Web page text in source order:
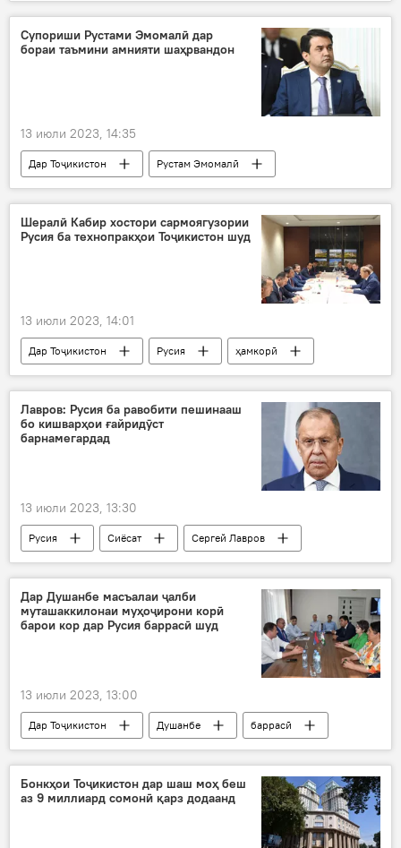
Шветсия Дин ва оин
Супориши Рустами Эмомалӣ дар
бораи таъмини амнияти шаҳрвандон
13 июли 2023, 14:35
Дар Тоҷикистон
Рустам Эмомалӣ
шаҳрвандон
Душанбе
Амният ва мудофиа
Шералӣ Кабир хостори сармоягузории
Русия ба технопракҳои Тоҷикистон шуд
13 июли 2023, 14:01
Дар Тоҷикистон Русия
ҳамкорӣ
сармоягузорӣ
Саноат
Шералӣ Кабир
Лавров: Русия ба равобити пешинааш
бо кишварҳои ғайридӯст
барнамегардад
13 июли 2023, 13:30
Русия Сиёсат
Сергей Лавров
Ғарб
дипломатия
Дар Душанбе масъалаи ҷалби
муташаккилонаи муҳоҷирони корӣ
барои кор дар Русия баррасӣ шуд
13 июли 2023, 13:00
Дар Тоҷикистон Душанбе
баррасӣ
Муҳоҷират
ҷалб
кор
Бонкҳои Тоҷикистон дар шаш моҳ беш
аз 9 миллиард сомонӣ қарз додаанд